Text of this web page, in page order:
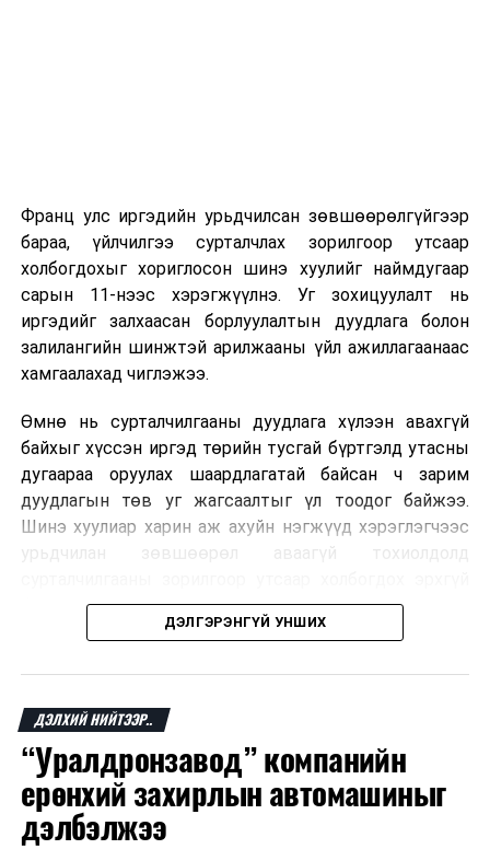
Франц улс иргэдийн урьдчилсан зөвшөөрөлгүйгээр
бараа, үйлчилгээ сурталчлах зорилгоор утсаар
холбогдохыг хориглосон шинэ хуулийг наймдугаар
сарын 11-нээс хэрэгжүүлнэ. Уг зохицуулалт нь
иргэдийг залхаасан борлуулалтын дуудлага болон
залилангийн шинжтэй арилжааны үйл ажиллагаанаас
хамгаалахад чиглэжээ.
Өмнө нь сурталчилгааны дуудлага хүлээн авахгүй
байхыг хүссэн иргэд төрийн тусгай бүртгэлд утасны
дугаараа оруулах шаардлагатай байсан ч зарим
дуудлагын төв уг жагсаалтыг үл тоодог байжээ.
Шинэ хуулиар харин аж ахуйн нэгжүүд хэрэглэгчээс
урьдчилан зөвшөөрөл аваагүй тохиолдолд
болно. Иргэн өгсөн зөвшөөрлөө хүссэн үедээ цуцлах
Францын эрх баригчдын тооцоолсноор тус улсын
иргэдийн дөрөвний гурав орчим нь долоо хоног бүр
дор хаяж нэг удаа хүсээгүй сурталчилгааны дуудлага
хүлээн авдаг бөгөөд олон хүн үүнээс ч олон
дуудлагад өртдөг байна. Хэрэглэгчийн эрхийг
хамгаалах 11 байгууллага 2024 онд хамтран
шаардлага гаргаж, суурин болон гар утас руу ирдэг
ДЭЛГЭРЭНГҮЙ УНШИХ
ДЭЛХИЙ НИЙТЭЭР..
“Уралдронзавод” компанийн
ерөнхий захирлын автомашиныг
дэлбэлжээ